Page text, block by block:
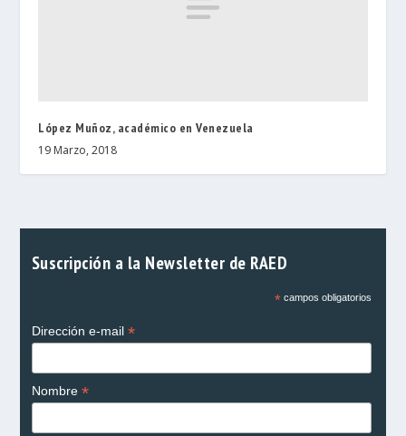
López Muñoz, académico en Venezuela
19 Marzo, 2018
Suscripción a la Newsletter de RAED
*campos obligatorios
Dirección e-mail *
Nombre *